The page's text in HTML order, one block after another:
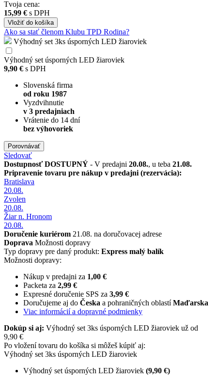
Tvoja cena:
15,99 € s DPH
Vložiť do košíka
Ako sa stať členom Klubu TPD Rodina?
Výhodný set 3ks úsporných LED žiaroviek
Výhodný set úsporných LED žiaroviek
9,90 € s DPH
Slovenská firma
od roku 1987
Vyzdvihnutie
v 3 predajniach
Vrátenie do 14 dní
bez výhovoriek
Porovnávať
Sledovať
DostupnosťDOSTUPNÝ - V predajni 20.08., u teba 21.08.
Pripravenie tovaru pre nákup v predajni (rezervácia):
Bratislava
20.08.
Zvolen
20.08.
Žiar n. Hronom
20.08.
Doručenie kuriérom 21.08. na doručovacej adrese
Doprava Možnosti dopravy
Typ dopravy pre daný produkt: Express malý balík
Možnosti dopravy:
Nákup v predajni za 1,00 €
Packeta za 2,99 €
Expresné doručenie SPS za 3,99 €
Doručujeme aj do Česka a pohraničných oblastíMaďarska
Viac informácií a dopravné podmienky
Dokúp si aj: Výhodný set 3ks úsporných LED žiaroviek už od
9,90 €
Po vložení tovaru do košíka si môžeš kúpiť aj:
Výhodný set 3ks úsporných LED žiaroviek
Výhodný set úsporných LED žiaroviek (9,90 €)